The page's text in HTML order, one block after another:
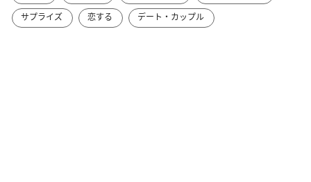
サプライズ
恋する デート・カップル